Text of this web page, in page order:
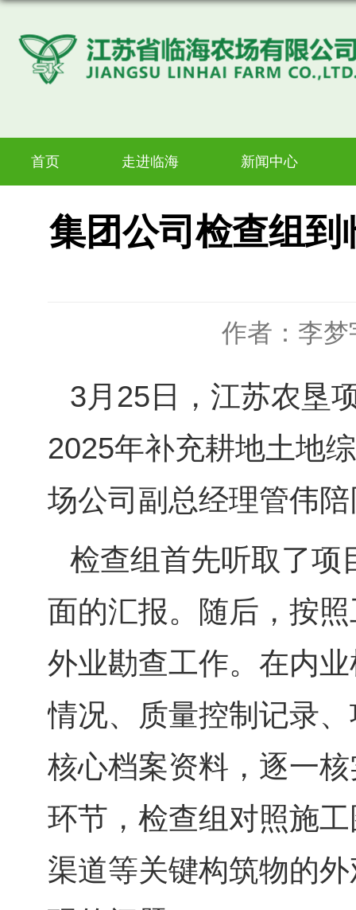
首页 走进临海 新闻中心
集团公司检查组
作者：李梦
3月25日，江苏农垦
2025年补充耕地土地
场公司副总经理管伟
检查组首先听取了项
面的汇报。随后，按
外业勘查工作。在内
情况、质量控制记录
核心档案资料，逐一
环节，检查组对照施
渠道等关键构筑物的